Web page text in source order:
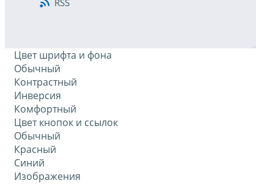
RSS
Цвет шрифта и фона
Обычный
Контрастный
Инверсия
Комфортный
Цвет кнопок и ссылок
Обычный
Красный
Синий
Изображения